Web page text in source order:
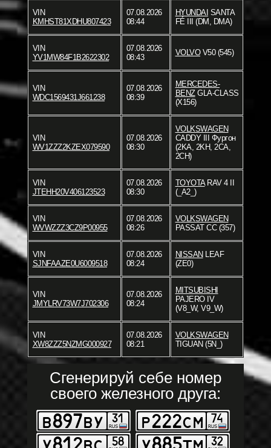
VIN
KMHST81XDHU807423
07.08.2026
08:44
HYUNDAI SANTA
FÉ III (DM, DMA)
VIN
YV1MW84F1B2622302
07.08.2026
08:43
VOLVOV50 (545)
VIN
WDC1569431J661238
07.08.2026
08:39
MERCEDES-
BENZGLA-CLASS
(X156)
VIN
WV1ZZZ2KZEX079590
07.08.2026
08:30
VOLKSWAGEN
CADDY III Фургон
(2KA, 2KH, 2CA,
2CH)
VIN
JTEHH20V406123523
07.08.2026
08:30
TOYOTARAV 4 II
(_A2_)
VIN
WVWZZZ3CZ9P00955
07.08.2026
08:26
VOLKSWAGEN
PASSAT CC (357)
VIN
SJNFAAZE0U6009518
07.08.2026
08:24
NISSAN LEAF
(ZE0)
VIN
JMYLRV73W7J702306
07.08.2026
08:24
MITSUBISHI
PAJERO IV
(V8_W, V9_W)
VIN
XW8ZZZ5NZMG000927
07.08.2026
08:21
VOLKSWAGEN
TIGUAN (5N_)
Сгенерируй себе номер
своего железного друга: